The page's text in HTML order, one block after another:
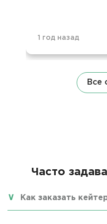
1 год назад
Все
Часто
Как заказать